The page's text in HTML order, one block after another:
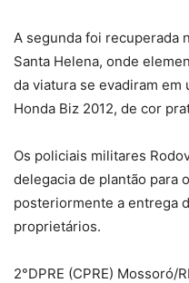
A segunda foi recuperada
Santa Helena, onde
da viatura se evadiram em
Honda Biz 2012, de cor
Os policiais militares
delegacia de plantão para
posteriormente a entrega
proprietários.
2°DPRE (CPRE) Mossoró/